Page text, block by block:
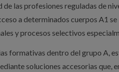
las profesiones reguladas de
a determinados cuerpos A1 se
y procesos selectivos
formativas dentro del grupo A,
soluciones accesorias que,